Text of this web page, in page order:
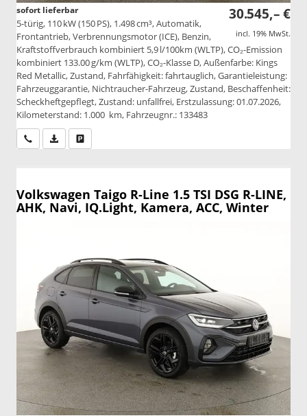
30.545,– €
incl. 19% MwSt.
sofort lieferbar
5-türig, 110 kW (150 PS), 1.498 cm³, Automatik,
Frontantrieb, Verbrennungsmotor (ICE), Benzin,
Kraftstoffverbrauch kombiniert 5,9 l/100km (WLTP), CO₂-Emission
kombiniert 133.00 g/km (WLTP), CO₂-Klasse D, Außenfarbe: Kings
Red Metallic, Zustand, Fahrfähigkeit: fahrtauglich, Garantieleistung:
Fahrzeuggarantie, Nichtraucher-Fahrzeug, Zustand, Beschaffenheit:
Scheckheftgepflegt, Zustand: unfallfrei, Erstzulassung: 01.07.2026,
Kilometerstand: 1.000 km, Fahrzeugnr.: 133483
Wir rufen Sie anPDF-Datei, Fahrzeugexposé drucken
Volkswagen Taigo R-Line 1.5 TSI DSG R-LINE,
AHK, Navi, IQ.Light, Kamera, ACC, Winter